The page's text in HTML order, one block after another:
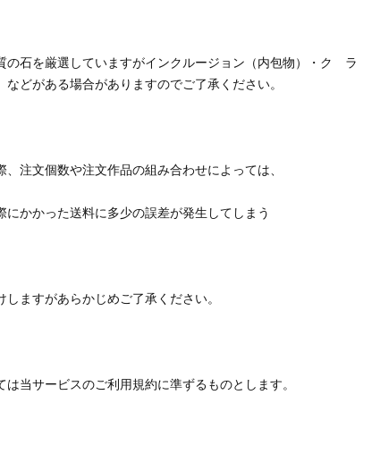
石を厳選していますがインクルージョン（内包物）・ク　ラ
当サービスのご利用規約に準ずるものとします。